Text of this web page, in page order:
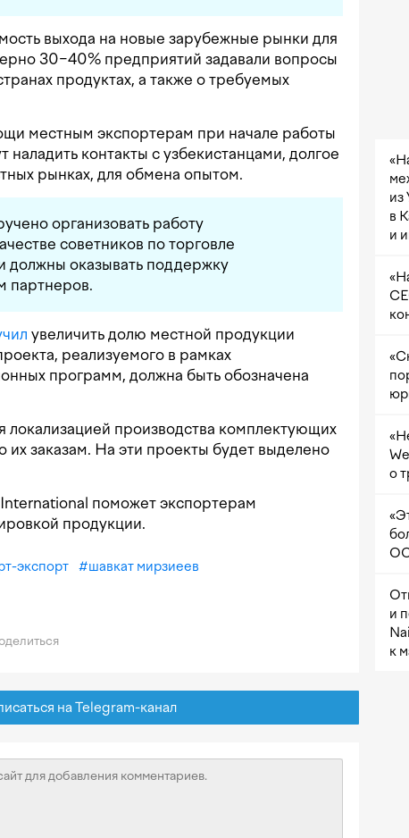
выхода на новые зарубежные рынки для
30−40% предприятий задавали вопросы
продуктах, а также о требуемых
местным экспортерам при начале работы
наладить контакты с узбекистанцами, долгое
рынках, для обмена опытом.
организовать работу
советников по торговле
должны оказывать поддержку
партнеров.
увеличить долю местной продукции
реализуемого в рамках
программ, должна быть обозначена
локализацией производства комплектующих
их заказам. На эти проекты будет выделено
International поможет экспортерам
продукции.
экспорт #шавкат мирзиеев
на Telegram-канал
из
в
и
о
и
к